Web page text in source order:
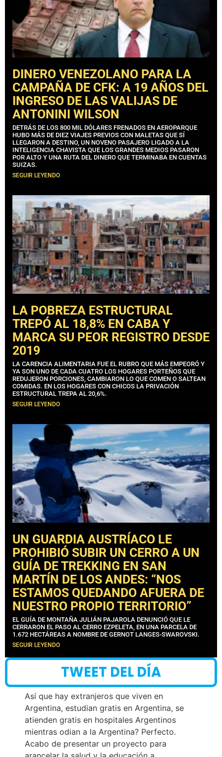
DINERO VENEZOLANO PARA LA
CAMPAÑA DE CFK: A 19 AÑOS DEL
INGRESO DE LAS VALIJAS DE
ANTONINI WILSON
DETRÁS DE LOS 800 MIL DÓLARES FRENADOS EN AEROPARQUE
HUBO MÁS DE DIEZ VIAJES PREVIOS CON MALETAS QUE SÍ
LLEGARON A DESTINO, UN NOVENO PASAJERO LIGADO A LA
INTELIGENCIA CHAVISTA QUE LOS GRANDES MEDIOS PASARON
POR ALTO Y UNA RUTA DEL DINERO QUE TERMINABA EN CUENTAS
SUIZAS.
SEGUIR LEYENDO
LA POBREZA ESTRUCTURAL
TREPÓ AL 18,8% EN CABA Y
MARCA SU PEOR REGISTRO DESDE
2019
LA CARENCIA ALIMENTARIA FUE EL RUBRO QUE MÁS EMPEORÓ Y
YA SON UNO DE CADA CUATRO LOS HOGARES PORTEÑOS QUE
REDUJERON PORCIONES, CAMBIARON LO QUE COMEN O SALTEAN
COMIDAS. EN LOS HOGARES CON CHICOS LA PRIVACIÓN
ESTRUCTURAL TREPA AL 20,6%.
SEGUIR LEYENDO
UN GUARDIA AUSTRÍACO LE
PROHIBIÓ SUBIR UN CERRO A UN
GUÍA DE TREKKING EN SAN
MARTÍN DE LOS ANDES: “NOS
ESTAMOS QUEDANDO AFUERA DE
NUESTRO PROPIO TERRITORIO”
EL GUÍA DE MONTAÑA JULIÁN PAJAROLA DENUNCIÓ QUE LE
CERRARON EL PASO AL CERRO EZPELETA, EN UNA PARCELA DE
1.672 HECTÁREAS A NOMBRE DE GERNOT LANGES-SWAROVSKI.
SEGUIR LEYENDO
TWEET DEL DÍA
Así que hay extranjeros que viven en
Argentina, estudian gratis en Argentina, se
atienden gratis en hospitales Argentinos
mientras odian a la Argentina? Perfecto.
Acabo de presentar un proyecto para